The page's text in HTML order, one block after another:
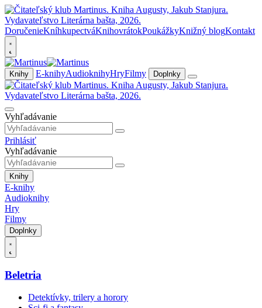
DoručenieKníhkupectváKnihovrátokPoukážkyKnižný blogKontakt
Knihy E-knihyAudioknihyHryFilmy Doplnky
Vyhľadávanie
Prihlásiť
Vyhľadávanie
Knihy
E-knihy
Audioknihy
Hry
Filmy
Doplnky
Beletria
Detektívky, trilery a horory